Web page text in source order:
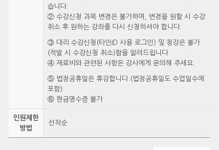
습니다.
② 수강신청 과목 변경은 불가하며, 변경을 원할 시 수강
취소 후 원하는 강좌를 다시 신청하셔야 합니다.
③ 대리 수강신청(타인ID 사용 로그인) 및 청강은 불가
(적발 시 수강신청 취소)함을 알려드립니다.
④ 재료비와 관련된 사항은 강사에게 문의해 주세요.
⑤ 법정공휴일은 휴강합니다.(법정공휴일도 수업일수에
포함)
⑥ 현금영수증 불가
인원제한
방법
선착순